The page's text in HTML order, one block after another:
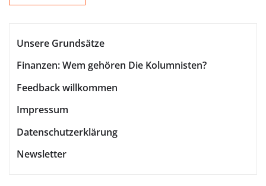
Unsere Grundsätze
Finanzen: Wem gehören Die Kolumnisten?
Feedback willkommen
Impressum
Datenschutzerklärung
Newsletter